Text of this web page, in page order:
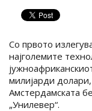
Со првото
најголемите
милијарди
Амстердамската
„Унилевер“.